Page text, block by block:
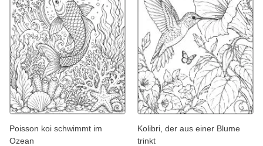
Poisson koi schwimmt im
Ozean
Kolibri, der aus einer Blume
trinkt